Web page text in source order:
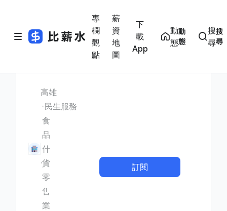
專
欄
觀
點
薪
資
地
圖
下
載
App
動
態
動
態
搜
尋
搜
尋
高雄
民生服務
食
品
什
貨
零
售
業
訂閱